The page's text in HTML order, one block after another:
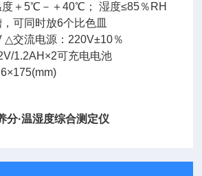
＋5℃－＋40℃； 湿度≤85％RH
可同时放6个比色皿
交流电源：220V±10％
1.2AH×2可充电电池
分·温湿度综合测定仪